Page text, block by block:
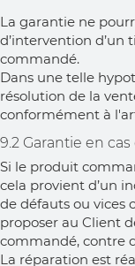
La garantie ne
d’intervention d’un
commandé.
Dans une telle
résolution de la
conformément à
9.2 Garantie en cas
Si le produit
cela provient d’un
de défauts ou vices
proposer au Client
commandé, contre
La réparation est